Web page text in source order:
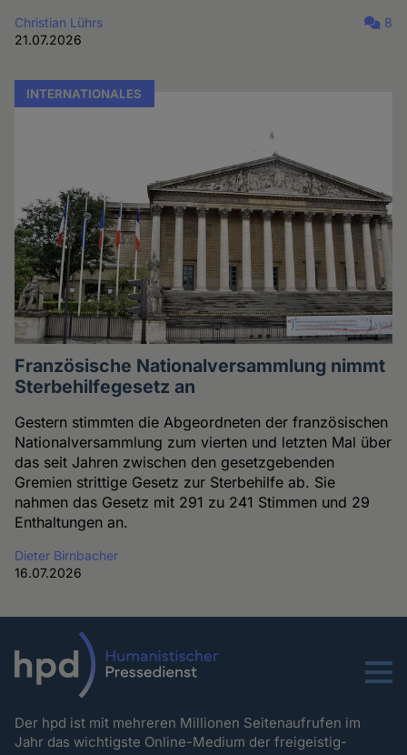
Christian Lührs
21.07.2026
8
INTERNATIONALES
Französische Nationalversammlung nimmt
Sterbehilfegesetz an
Gestern stimmten die Abgeordneten der französischen
Nationalversammlung zum vierten und letzten Mal über
das seit Jahren zwischen den gesetzgebenden
Gremien strittige Gesetz zur Sterbehilfe ab. Sie
nahmen das Gesetz mit 291 zu 241 Stimmen und 29
Enthaltungen an.
Dieter Birnbacher
16.07.2026
Menu
Der hpd ist mit mehreren Millionen Seitenaufrufen im
Jahr das wichtigste Online-Medium der freigeistig-